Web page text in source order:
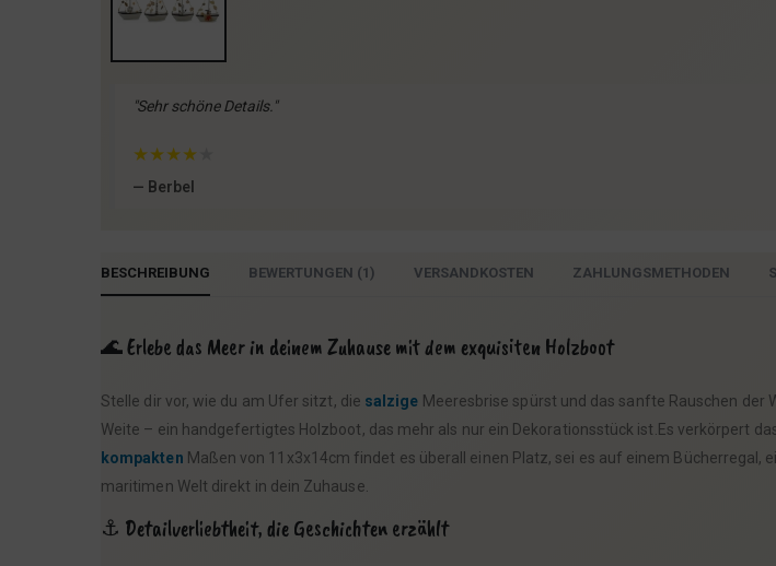
"Sehr schöne Details."
★★★★
— Berbel
BESCHREIBUNG BEWERTUNGEN (1) VERSANDKOSTEN ZAHLUNGSMETHODEN
🌊 Erlebe das Meer in deinem Zuhause mit dem exquisiten Holzboot
Stelle dir vor, wie du am Ufer sitzt, die salzige Meeresbrise spürst und das sanfte Rauschen der
Weite – ein handgefertigtes Holzboot, das mehr als nur ein Dekorationsstück ist.Es verkörpert
kompakten Maßen von 11x3x14cm findet es überall einen Platz, sei es auf einem
maritimen Welt direkt in dein Zuhause.
⚓ Detailverliebtheit, die Geschichten erzählt